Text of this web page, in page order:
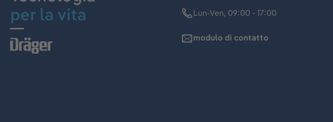
per la vita
Lun-Ven, 09:00 - 17:00
modulo di contatto